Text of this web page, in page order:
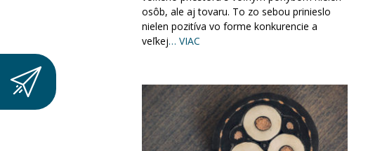
osôb, ale aj tovaru. To zo sebou prinieslo
nielen pozitíva vo forme konkurencie a
veľkej… VIAC